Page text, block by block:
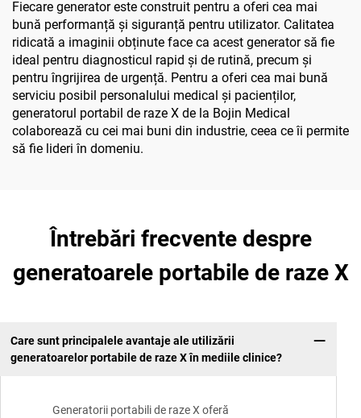
Fiecare generator este construit pentru a oferi cea mai
bună performanță și siguranță pentru utilizator. Calitatea
ridicată a imaginii obținute face ca acest generator să fie
ideal pentru diagnosticul rapid și de rutină, precum și
pentru îngrijirea de urgență. Pentru a oferi cea mai bună
serviciu posibil personalului medical și pacienților,
generatorul portabil de raze X de la Bojin Medical
colaborează cu cei mai buni din industrie, ceea ce îi permite
să fie lideri în domeniu.
Întrebări frecvente despre
generatoarele portabile de raze X
Care sunt principalele avantaje ale utilizării
generatoarelor portabile de raze X în mediile clinice?
Generatorii portabili de raze X oferă